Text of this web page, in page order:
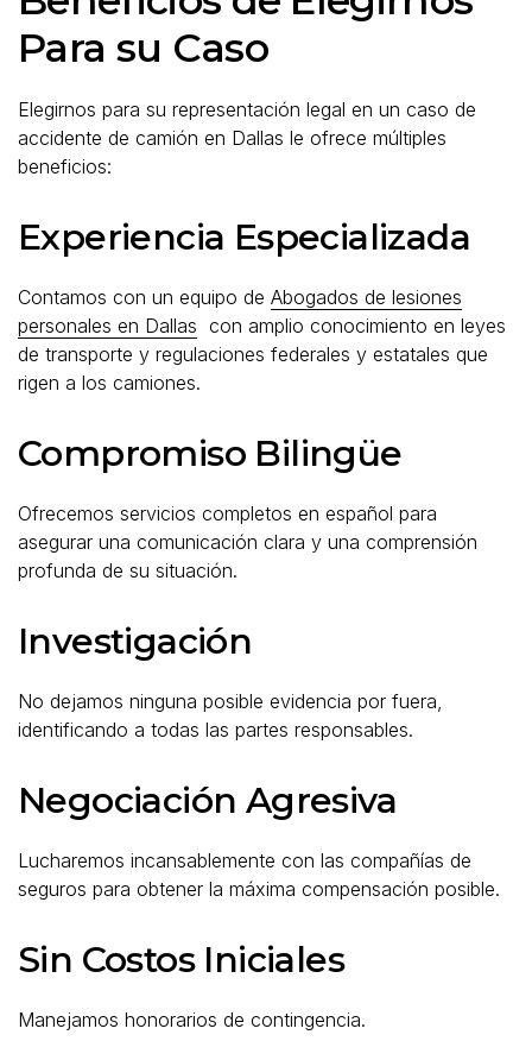
Para su Caso
Elegirnos para su representación legal en un caso de
accidente de camión en Dallas le ofrece múltiples
beneficios:
Experiencia Especializada
Contamos con un equipo de Abogados de lesiones
personales en Dallas con amplio conocimiento en leyes
de transporte y regulaciones federales y estatales que
rigen a los camiones.
Compromiso Bilingüe
Ofrecemos servicios completos en español para
asegurar una comunicación clara y una comprensión
profunda de su situación.
Investigación
No dejamos ninguna posible evidencia por fuera,
identificando a todas las partes responsables.
Negociación Agresiva
Lucharemos incansablemente con las compañías de
seguros para obtener la máxima compensación posible.
Sin Costos Iniciales
Manejamos honorarios de contingencia.